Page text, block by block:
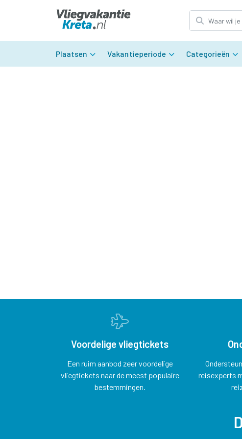
Plaatsen Vakantieperiode Categorieën
Voordelige vliegtickets
Een ruim aanbod zeer voordelige
vliegtickets naar de meest populaire
bestemmingen.
reisexperts